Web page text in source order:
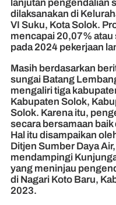
lanjutan pengendalian
dilaksanakan di
VI Suku, Kota Solok.
mencapai 20,07%
pada 2024 pekerjaan
Masih berdasarkan
sungai Batang
mengaliri tiga
Kabupaten Solok,
Solok. Karena itu,
secara bersamaan
Hal itu disampaikan
Ditjen Sumber Daya
mendampingi
yang meninjau
di Nagari Koto Baru,
2023.